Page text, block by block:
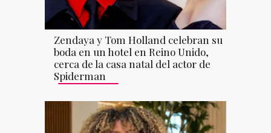
Zendaya y Tom Holland celebran su
boda en un hotel en Reino Unido,
cerca de la casa natal del actor de
Spiderman